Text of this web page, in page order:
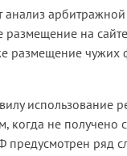
анализ
размещение на
размещение чужих
использование
когда не получено
предусмотрен ряд